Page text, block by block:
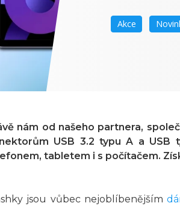
Akce
nám od našeho partnera,
USB 3.2 typu A a
tabletem i s počítačem.
jsou vůbec nejoblíbenějším